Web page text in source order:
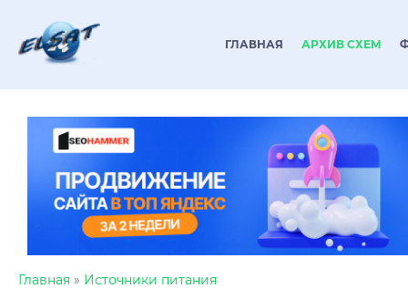
ГЛАВНАЯ АРХИВ СХЕМ
Главная » Источники питания